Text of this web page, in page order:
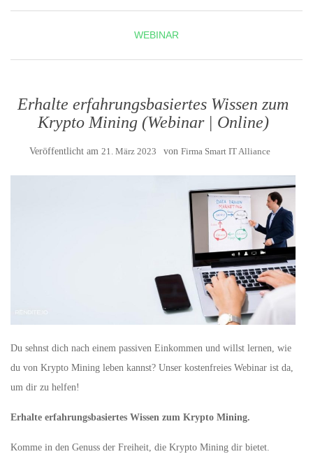
WEBINAR
Erhalte erfahrungsbasiertes Wissen zum
Krypto Mining (Webinar | Online)
Veröffentlicht am 21. März 2023 von Firma Smart IT Alliance
Du sehnst dich nach einem passiven Einkommen und willst lernen, wie
du von Krypto Mining leben kannst? Unser kostenfreies Webinar ist da,
um dir zu helfen!
Erhalte erfahrungsbasiertes Wissen zum Krypto Mining.
Komme in den Genuss der Freiheit, die Krypto Mining dir bietet.